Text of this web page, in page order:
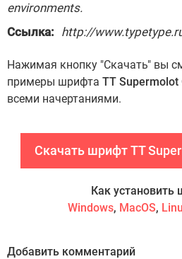
environments.
Ссылка: http://
Нажимая кнопку "Скачать" вы
примеры шрифта TT Supermolot
всеми начертаниями.
Скачать шрифт TT
Как установить
Windows, MacOS,
Добавить комментарий